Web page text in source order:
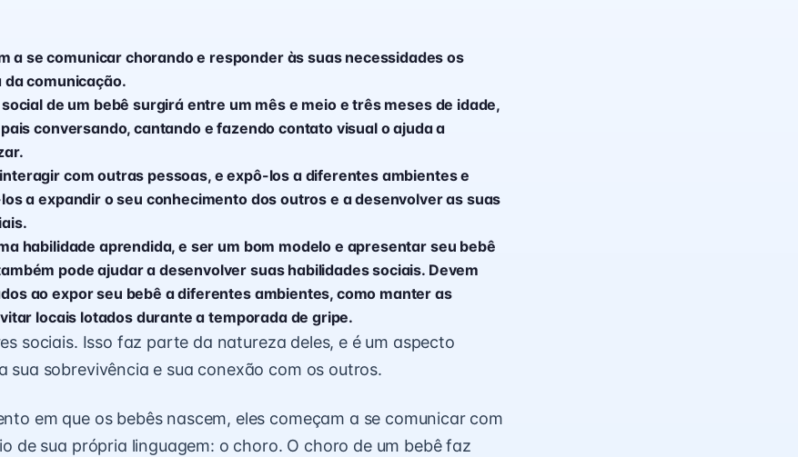
a se comunicar chorando e responder às suas necessidades os
comunicação.
de um bebê surgirá entre um mês e meio e três meses de idade,
conversando, cantando e fazendo contato visual o ajuda a
com outras pessoas, e expô-los a diferentes ambientes e
a expandir o seu conhecimento dos outros e a desenvolver as suas
habilidade aprendida, e ser um bom modelo e apresentar seu bebê
pode ajudar a desenvolver suas habilidades sociais. Devem
ao expor seu bebê a diferentes ambientes, como manter as
locais lotados durante a temporada de gripe.
sociais. Isso faz parte da natureza deles, e é um aspecto
sua sobrevivência e sua conexão com os outros.
em que os bebês nascem, eles começam a se comunicar com
de sua própria linguagem: o choro. O choro de um bebê faz